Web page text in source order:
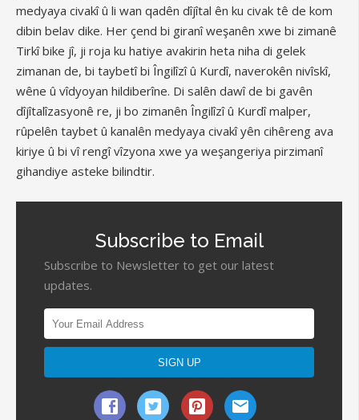
medyaya civakî û li wan qadên dîjîtal ên ku civak tê de kom
dibin belav dike. Her çend bi giranî weşanên xwe bi zimanê
Tirkî bike jî, ji roja ku hatiye avakirin heta niha di gelek
zimanan de, bi taybetî bi Îngilîzî û Kurdî, naverokên nivîskî,
wêne û vîdyoyan hildiberîne. Di salên dawî de bi gavên
dîjîtalîzasyonê re, ji bo zimanên Îngilîzî û Kurdî malper,
rûpelên taybet û kanalên medyaya civakî yên cihêreng ava
kiriye û bi vî rengî vîzyona xwe ya weşangeriya pirzimanî
gihandiye asteke bilindtir.
Subscribe to Email
Subscribe to Newsletter to get our latest
updates.